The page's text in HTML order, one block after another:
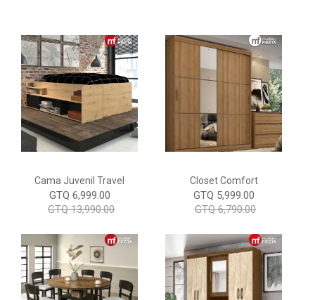
Cama Juvenil Travel
GTQ 6,999.00
GTQ 13,990.00
Closet Comfort
GTQ 5,999.00
GTQ 6,790.00